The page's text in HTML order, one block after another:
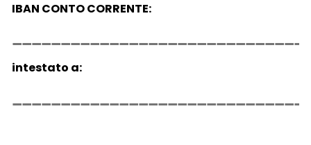
IBAN CONTO CORRENTE:
intestato a: